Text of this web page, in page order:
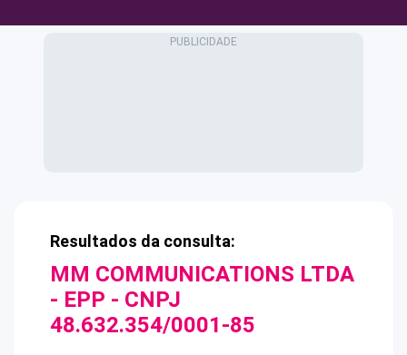
Resultados da consulta:
MM COMMUNICATIONS LTDA
- EPP - CNPJ
48.632.354/0001-85